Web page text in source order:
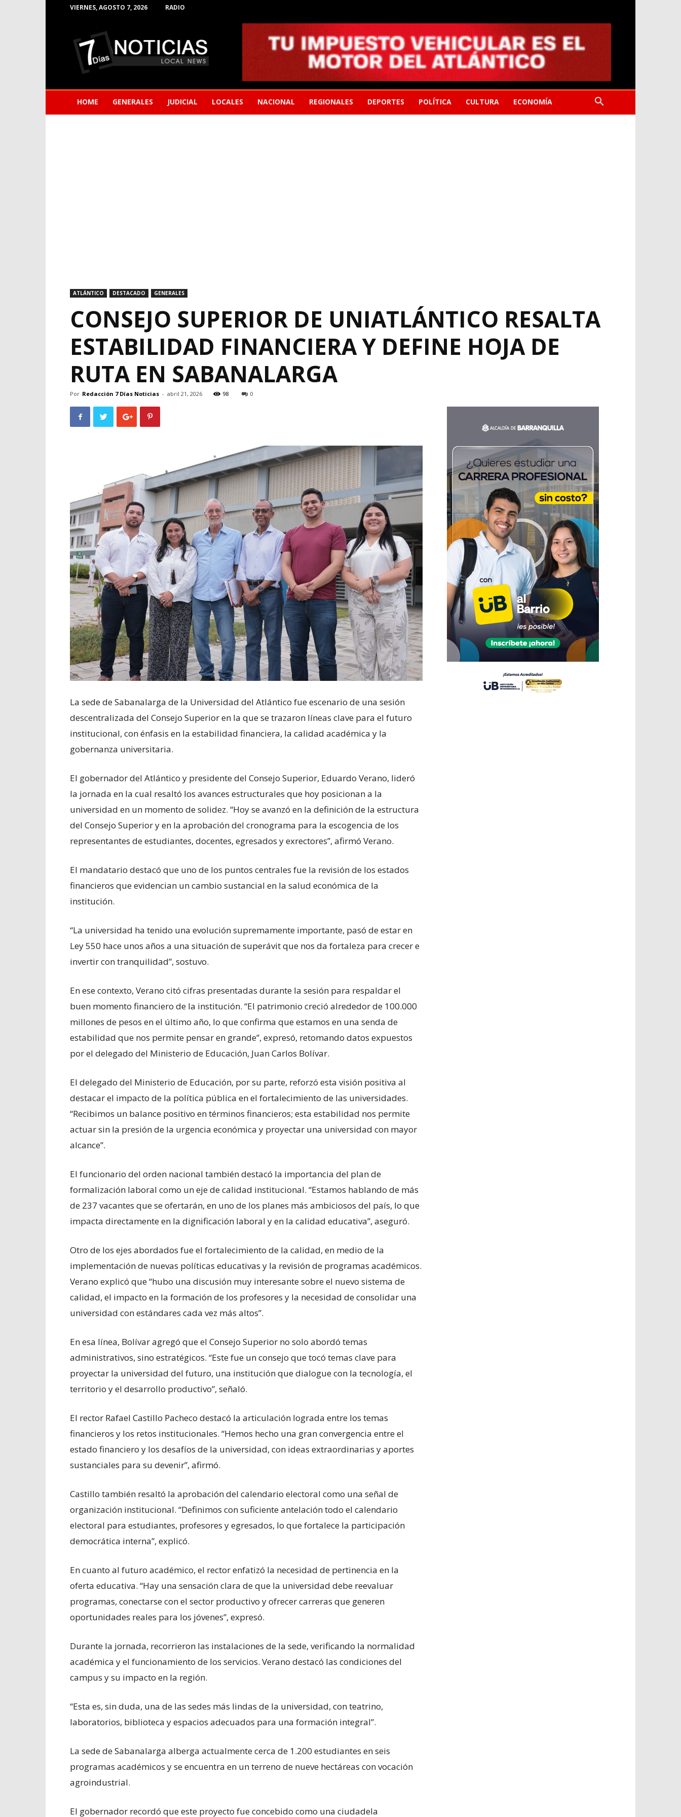
VIERNES, AGOSTO 7, 2026 RADIO
Noticias
de
Barranquilla
HOME GENERALES JUDICIAL LOCALES NACIONAL REGIONALES DEPORTES POLÍTICA CULTURA ECONOMÍA
ATLÁNTICO DESTACADO GENERALES
CONSEJO SUPERIOR DE UNIATLÁNTICO RESALTA
ESTABILIDAD FINANCIERA Y DEFINE HOJA DE
RUTA EN SABANALARGA
Por Redacción 7 Días Noticias - abril 21, 2026 98 0
La sede de Sabanalarga de la Universidad del Atlántico fue escenario de una sesión
descentralizada del Consejo Superior en la que se trazaron líneas clave para el futuro
institucional, con énfasis en la estabilidad financiera, la calidad académica y la
gobernanza universitaria.
El gobernador del Atlántico y presidente del Consejo Superior, Eduardo Verano, lideró
la jornada en la cual resaltó los avances estructurales que hoy posicionan a la
universidad en un momento de solidez. “Hoy se avanzó en la definición de la estructura
del Consejo Superior y en la aprobación del cronograma para la escogencia de los
representantes de estudiantes, docentes, egresados y exrectores”, afirmó Verano.
El mandatario destacó que uno de los puntos centrales fue la revisión de los estados
financieros que evidencian un cambio sustancial en la salud económica de la
institución.
“La universidad ha tenido una evolución supremamente importante, pasó de estar en
Ley 550 hace unos años a una situación de superávit que nos da fortaleza para crecer e
invertir con tranquilidad”, sostuvo.
En ese contexto, Verano citó cifras presentadas durante la sesión para respaldar el
buen momento financiero de la institución. “El patrimonio creció alrededor de 100.000
millones de pesos en el último año, lo que confirma que estamos en una senda de
estabilidad que nos permite pensar en grande”, expresó, retomando datos expuestos
por el delegado del Ministerio de Educación, Juan Carlos Bolívar.
El delegado del Ministerio de Educación, por su parte, reforzó esta visión positiva al
destacar el impacto de la política pública en el fortalecimiento de las universidades.
“Recibimos un balance positivo en términos financieros; esta estabilidad nos permite
actuar sin la presión de la urgencia económica y proyectar una universidad con mayor
alcance”.
El funcionario del orden nacional también destacó la importancia del plan de
formalización laboral como un eje de calidad institucional. “Estamos hablando de más
de 237 vacantes que se ofertarán, en uno de los planes más ambiciosos del país, lo que
impacta directamente en la dignificación laboral y en la calidad educativa”, aseguró.
Otro de los ejes abordados fue el fortalecimiento de la calidad, en medio de la
implementación de nuevas políticas educativas y la revisión de programas académicos.
Verano explicó que “hubo una discusión muy interesante sobre el nuevo sistema de
calidad, el impacto en la formación de los profesores y la necesidad de consolidar una
universidad con estándares cada vez más altos”.
En esa línea, Bolívar agregó que el Consejo Superior no solo abordó temas
administrativos, sino estratégicos. “Este fue un consejo que tocó temas clave para
proyectar la universidad del futuro, una institución que dialogue con la tecnología, el
territorio y el desarrollo productivo”, señaló.
El rector Rafael Castillo Pacheco destacó la articulación lograda entre los temas
financieros y los retos institucionales. “Hemos hecho una gran convergencia entre el
estado financiero y los desafíos de la universidad, con ideas extraordinarias y aportes
sustanciales para su devenir”, afirmó.
Castillo también resaltó la aprobación del calendario electoral como una señal de
organización institucional. “Definimos con suficiente antelación todo el calendario
electoral para estudiantes, profesores y egresados, lo que fortalece la participación
democrática interna”, explicó.
En cuanto al futuro académico, el rector enfatizó la necesidad de pertinencia en la
oferta educativa. “Hay una sensación clara de que la universidad debe reevaluar
programas, conectarse con el sector productivo y ofrecer carreras que generen
oportunidades reales para los jóvenes”, expresó.
Durante la jornada, recorrieron las instalaciones de la sede, verificando la normalidad
académica y el funcionamiento de los servicios. Verano destacó las condiciones del
campus y su impacto en la región.
“Esta es, sin duda, una de las sedes más lindas de la universidad, con teatrino,
laboratorios, biblioteca y espacios adecuados para una formación integral”.
La sede de Sabanalarga alberga actualmente cerca de 1.200 estudiantes en seis
programas académicos y se encuentra en un terreno de nueve hectáreas con vocación
agroindustrial.
El gobernador recordó que este proyecto fue concebido como una ciudadela